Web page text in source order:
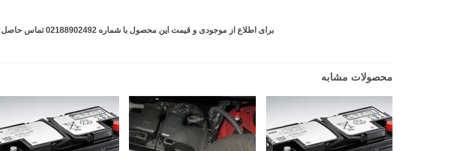
برای اطلاع از موجودی و قیمت این محصول با شماره 02188902492 تماس حاصل فرمایید.
محصولات مشابه